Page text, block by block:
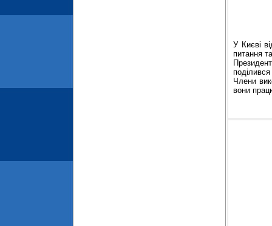
У Києві
питання
Члени
вони